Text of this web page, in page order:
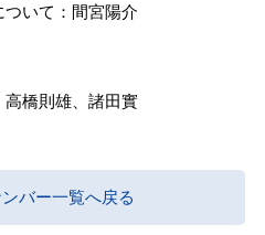
ついて：間宮陽介
橋則雄、諸田實
バー一覧へ戻る